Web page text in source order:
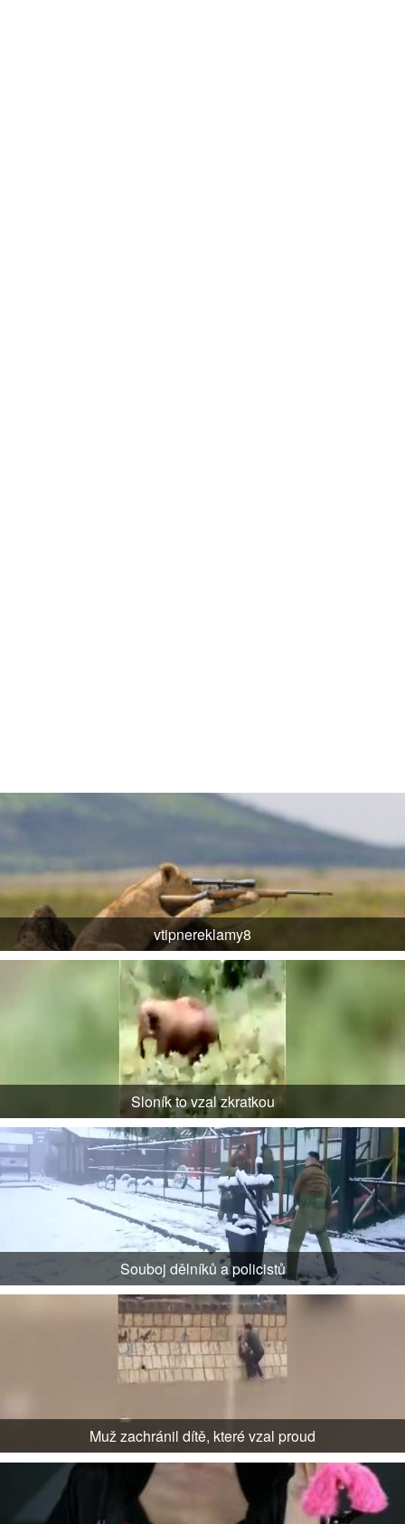
vtipnereklamy8
Sloník to vzal zkratkou
Souboj dělníků a policistů
Muž zachránil dítě, které vzal proud